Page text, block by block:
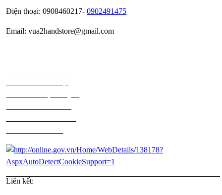
Điện thoại: 0908460217-0902491475
Email: vua2handstore@gmail.com
Liên kết: